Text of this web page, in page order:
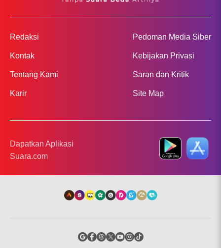
Redaksi
Kontak
Tentang Kami
Karir
Pedoman Media Siber
Kebijakan Privasi
Saran dan Kritik
Site Map
Dapatkan Aplikasi
Suara.com